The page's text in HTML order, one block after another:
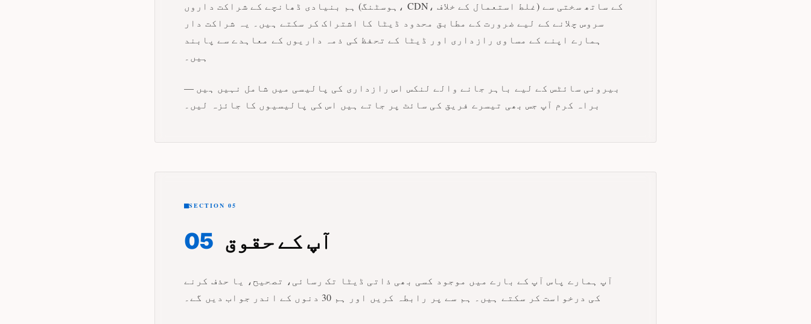
ہم بنیادی ڈھانچے کے شراکت داروں (ہوسٹنگ، CDN، غلط استعمال کے خلاف) کے ساتھ سختی سے
سروس چلانے کے لیے ضرورت کے مطابق محدود ڈیٹا کا اشتراک کر سکتے ہیں۔ یہ شراکت دار
ہمارے اپنے کے مساوی رازداری اور ڈیٹا کے تحفظ کی ذمہ داریوں کے معاہدے سے پابند
ہیں۔
بیرونی سائٹس کے لیے باہر جانے والے لنکس اس رازداری کی پالیسی میں شامل نہیں ہیں —
براہ کرم آپ جس بھی تیسرے فریق کی سائٹ پر جاتے ہیں اس کی پالیسیوں کا جائزہ لیں۔
SECTION 05
05 آپ کے حقوق
آپ ہمارے پاس آپ کے بارے میں موجود کسی بھی ذاتی ڈیٹا تک رسائی، تصحیح، یا حذف کرنے
کی درخواست کر سکتے ہیں۔ ہم سے پر رابطہ کریں اور ہم 30 دنوں کے اندر جواب دیں گے۔